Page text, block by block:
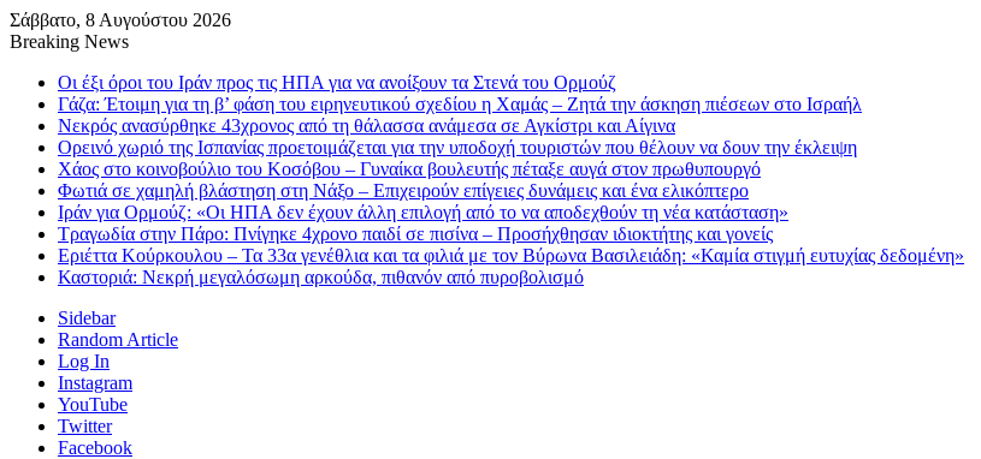
Σάββατο, 8 Αυγούστου 2026
Breaking News
Οι έξι όροι του Ιράν προς τις ΗΠΑ για να ανοίξουν τα Στενά του Ορμούζ
Γάζα: Έτοιμη για τη β’ φάση του ειρηνευτικού σχεδίου η Χαμάς – Ζητά την άσκηση πιέσεων στο Ισραήλ
Νεκρός ανασύρθηκε 43χρονος από τη θάλασσα ανάμεσα σε Αγκίστρι και Αίγινα
Ορεινό χωριό της Ισπανίας προετοιμάζεται για την υποδοχή τουριστών που θέλουν να δουν την έκλειψη
Χάος στο κοινοβούλιο του Κοσόβου – Γυναίκα βουλευτής πέταξε αυγά στον πρωθυπουργό
Φωτιά σε χαμηλή βλάστηση στη Νάξο – Επιχειρούν επίγειες δυνάμεις και ένα ελικόπτερο
Ιράν για Ορμούζ: «Οι ΗΠΑ δεν έχουν άλλη επιλογή από το να αποδεχθούν τη νέα κατάσταση»
Τραγωδία στην Πάρο: Πνίγηκε 4χρονο παιδί σε πισίνα – Προσήχθησαν ιδιοκτήτης και γονείς
Εριέττα Κούρκουλου – Τα 33α γενέθλια και τα φιλιά με τον Βύρωνα Βασιλειάδη: «Καμία στιγμή ευτυχίας δεδομένη»
Καστοριά: Νεκρή μεγαλόσωμη αρκούδα, πιθανόν από πυροβολισμό
Sidebar
Random Article
Log In
Instagram
YouTube
Twitter
Facebook